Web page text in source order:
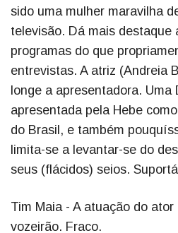
sido uma mulher maravilha
televisão. Dá mais destaque
programas do que
entrevistas. A atriz (Andreia
longe a apresentadora. Uma
apresentada pela Hebe
do Brasil, e também
limita-se a levantar-se do
seus (flácidos) seios.
Tim Maia - A atuação do
vozeirão. Fraco.